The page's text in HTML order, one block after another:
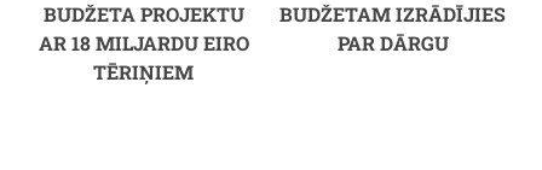
BUDŽETA PROJEKTU
AR 18 MILJARDU EIRO
TĒRIŅIEM
BUDŽETAM IZRĀDĪJIES
PAR DĀRGU